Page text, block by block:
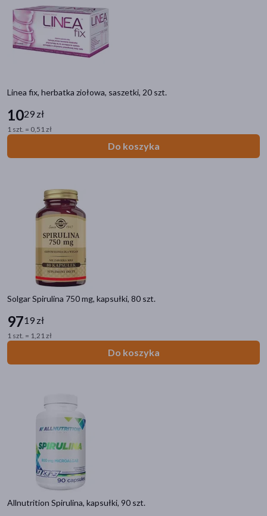
Linea fix, herbatka ziołowa, saszetki, 20 szt.
1029 zł
1 szt. = 0,51 zł
Do koszyka
Solgar Spirulina 750 mg, kapsułki, 80 szt.
9719 zł
1 szt. = 1,21 zł
Do koszyka
Allnutrition Spirulina, kapsułki, 90 szt.